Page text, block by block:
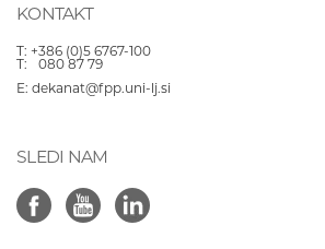
KONTAKT
T: +386 (0)5 6767-100
T:
080 87 79
E: dekanat@fpp.uni-lj.si
SLEDI NAM